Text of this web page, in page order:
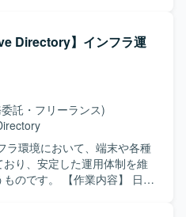
フラ運用全般のスキルを広く
びLinuxサーバが稼働してい
。
運用・保守に関する管理業
Linuxサーバの構築お
。 無線LAN、WAN、VPNな
よび保守をご対応いただき
工場LANなどのネットワー
VMware/Hyper-Vを用いた
ただきます。 Active
証基盤設計をご担当いただき
ーバなどの基盤システム刷新
ァイアウォール、アクセス制
Directory】インフラ運
託・フリーランス)
ラ環境において、端末や各種
り、安定した運用体制を維
業内容】 日々